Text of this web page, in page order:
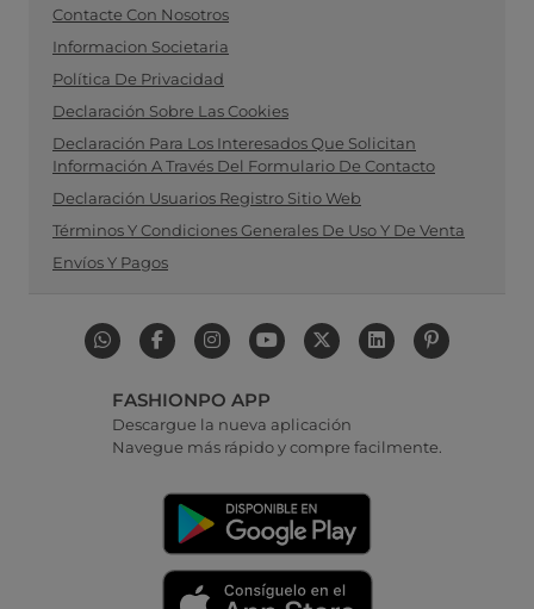
Contacte Con Nosotros
Informacion Societaria
Política De Privacidad
Declaración Sobre Las Cookies
Declaración Para Los Interesados Que Solicitan
Información A Través Del Formulario De Contacto
Declaración Usuarios Registro Sitio Web
Términos Y Condiciones Generales De Uso Y De Venta
Envíos Y Pagos
FASHIONPO APP
Descargue la nueva aplicación
Navegue más rápido y compre facilmente.